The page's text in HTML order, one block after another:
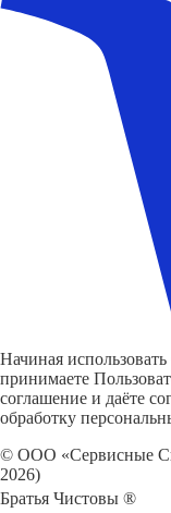
Начиная
принимаете
соглашение и даёте
обработку
© ООО «Сервисные
2026)
Братья Чистовы ®